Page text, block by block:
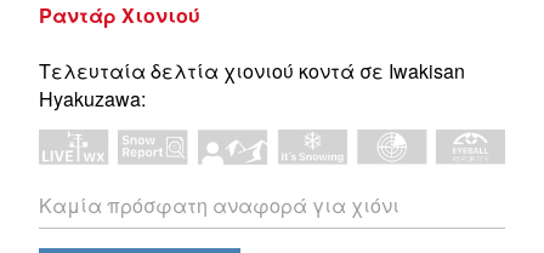
Ραντάρ Χιονιού
Τελευταία δελτία χιονιού κοντά σε Iwakisan
Hyakuzawa:
Καμία πρόσφατη αναφορά για χιόνι